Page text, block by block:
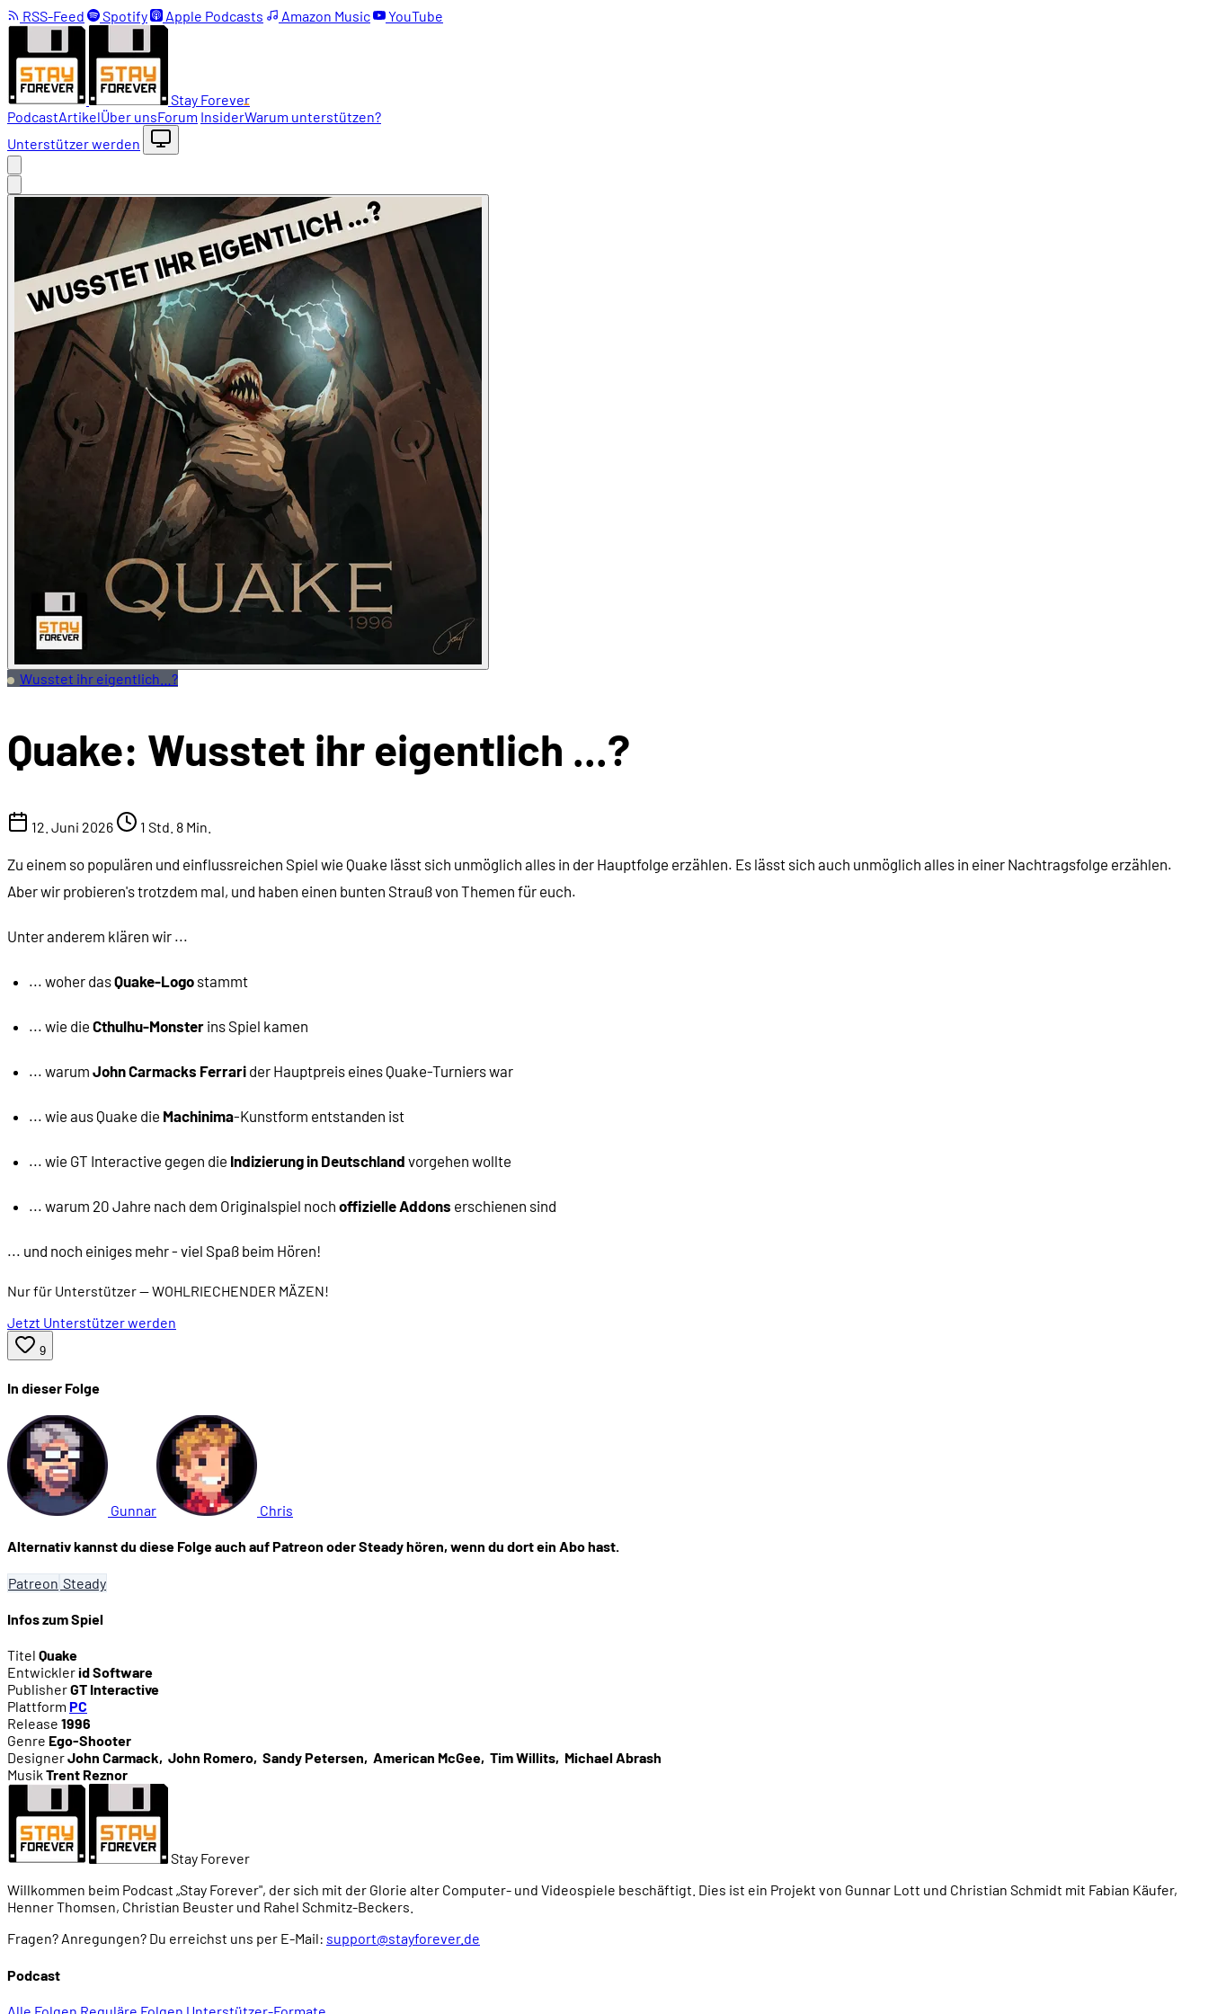
RSS-Feed Spotify Apple Podcasts Amazon Music YouTube
Stay Forever
PodcastArtikelÜber unsForum InsiderWarum unterstützen?
Unterstützer werden
Wusstet ihr eigentlich…?
Quake: Wusstet ihr eigentlich ...?
12. Juni 2026 1 Std. 8 Min.
Zu einem so populären und einflussreichen Spiel wie Quake lässt sich unmöglich alles in der Hauptfolge erzählen. Es lässt sich auch unmöglich alles in einer Nachtragsfolge erzählen.
Aber wir probieren's trotzdem mal, und haben einen bunten Strauß von Themen für euch.
Unter anderem klären wir ...
... woher dasQuake-Logo stammt
... wie die Cthulhu-Monster ins Spiel kamen
... warum John Carmacks Ferrari der Hauptpreis eines Quake-Turniers war
... wie aus Quake die Machinima-Kunstform entstanden ist
... wie GT Interactive gegen die Indizierung in Deutschland vorgehen wollte
... warum 20 Jahre nach dem Originalspiel noch offizielle Addons erschienen sind
... und noch einiges mehr - viel Spaß beim Hören!
Nur für Unterstützer— WOHLRIECHENDER MÄZEN!
Jetzt Unterstützer werden
9
In dieser Folge
Gunnar Chris
Alternativ kannst du diese Folge auch auf Patreon oder Steady hören, wenn du dort ein Abo hast.
Patreon Steady
Infos zum Spiel
Titel Quake
Entwicklerid Software
PublisherGT Interactive
Plattform PC
Release 1996
Genre Ego-Shooter
DesignerJohn Carmack, John Romero, Sandy Petersen, American McGee, Tim Willits, Michael Abrash
Musik Trent Reznor
Stay Forever
Willkommen beim Podcast „Stay Forever", der sich mit der Glorie alter Computer- und Videospiele beschäftigt. Dies ist ein Projekt von Gunnar Lott und Christian Schmidt mit Fabian Käufer,
Henner Thomsen, Christian Beuster und Rahel Schmitz-Beckers.
Fragen? Anregungen? Du erreichst uns per E-Mail: support@stayforever.de
Podcast